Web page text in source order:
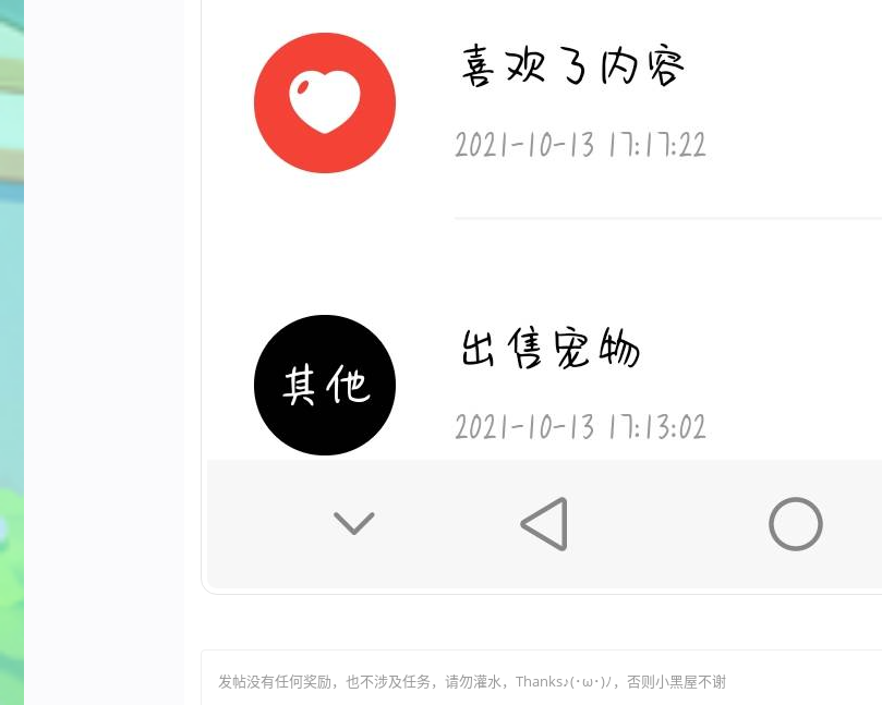
发帖没有任何奖励，也不涉及任务，请勿灌水，Thanks♪(･ω･)ﾉ，否则小黑屋不谢